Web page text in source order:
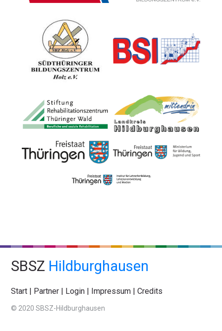
SBSZ Hildburghausen
Start Partner Login Impressum |Credits
© 2020 SBSZ-Hildburghausen